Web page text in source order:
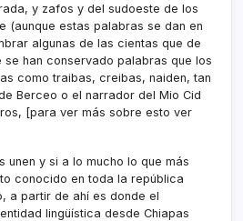
y zafos y del sudoeste de los
(aunque estas palabras se dan en
algunas de las cientas que de
se han conservado palabras que los
como traibas, creibas, naiden, tan
Berceo o el narrador del Mio Cid
[para ver más sobre esto ver
unen y si a lo mucho lo que más
conocido en toda la república
a partir de ahí­ es donde el
lingüí­stica desde Chiapas